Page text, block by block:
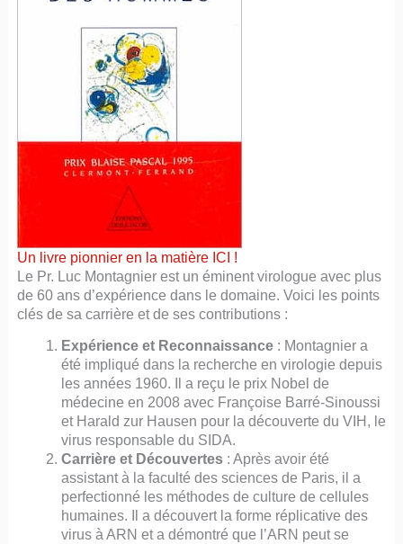
Un livre pionnier en la matière ICI !
Le Pr. Luc Montagnier est un éminent virologue avec plus
de 60 ans d’expérience dans le domaine. Voici les points
clés de sa carrière et de ses contributions :
Expérience et Reconnaissance : Montagnier a
été impliqué dans la recherche en virologie depuis
les années 1960. Il a reçu le prix Nobel de
médecine en 2008 avec Françoise Barré-Sinoussi
et Harald zur Hausen pour la découverte du VIH, le
virus responsable du SIDA.
Carrière et Découvertes : Après avoir été
assistant à la faculté des sciences de Paris, il a
perfectionné les méthodes de culture de cellules
humaines. Il a découvert la forme réplicative des
virus à ARN et a démontré que l’ARN peut se